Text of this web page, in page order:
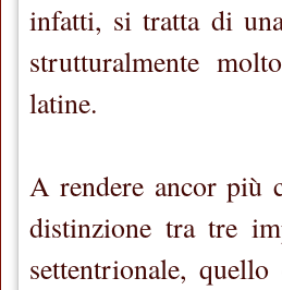
infatti, si tratta di
strutturalmente
latine.
A rendere ancor più
distinzione tra tre
settentrionale,